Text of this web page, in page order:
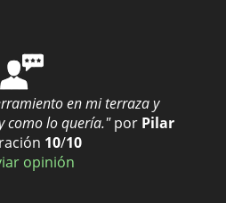
en mi terraza y
como lo quería." por Pilar
10/10
opinión